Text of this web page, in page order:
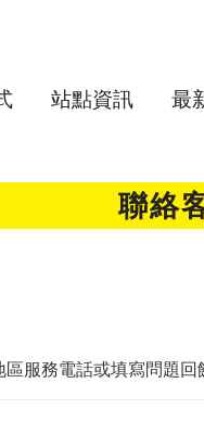
站點資訊 最
聯絡
服務電話或填寫問題回